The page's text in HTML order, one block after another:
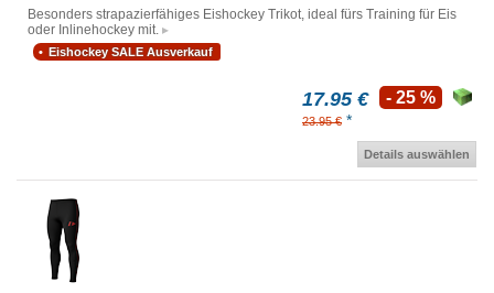
Besonders strapazierfähiges Eishockey Trikot, ideal fürs Training für Eis
oder Inlinehockey mit.
Eishockey SALE Ausverkauf
17.95 €
23.95 € *
- 25 %
Details auswählen